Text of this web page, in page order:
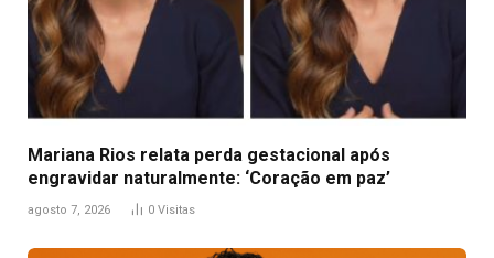
Mariana Rios relata perda gestacional após
engravidar naturalmente: ‘Coração em paz’
agosto 7, 2026 0 Visitas